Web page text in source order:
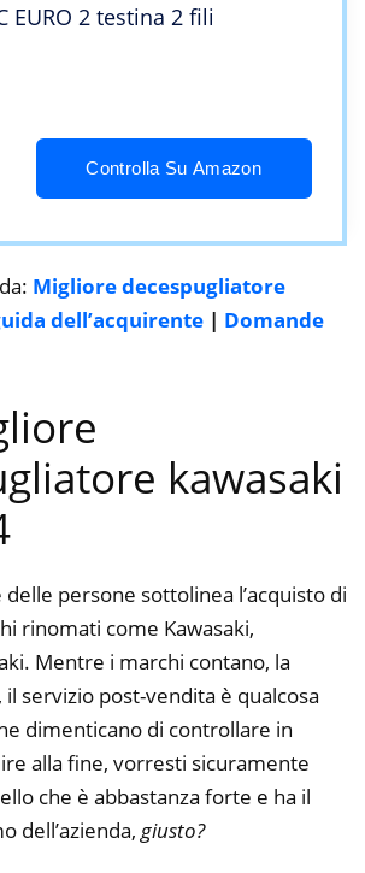
EURO 2 testina 2 fili
Controlla Su Amazon
Migliore decespugliatore
dell’acquirente | Domande
kawasaki
persone sottolinea l’acquisto di
rinomati come Kawasaki,
Mentre i marchi contano, la
il servizio post-vendita è qualcosa
dimenticano di controllare in
alla fine, vorresti sicuramente
che è abbastanza forte e ha il
dell’azienda, giusto?